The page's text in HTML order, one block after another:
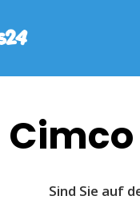
Sind Sie auf